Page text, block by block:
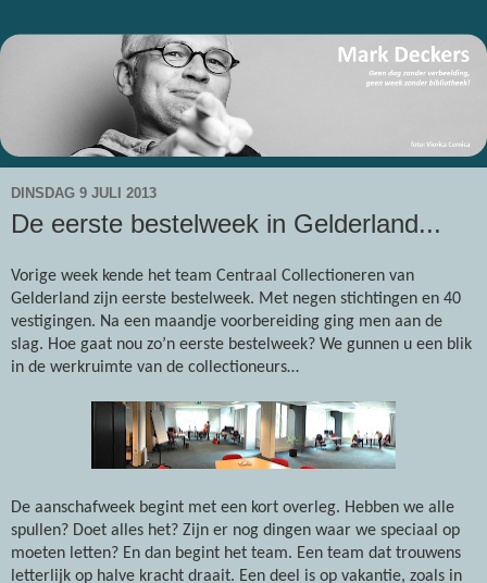
DINSDAG 9 JULI 2013
De eerste bestelweek in Gelderland...
Vorige week kende het team Centraal Collectioneren van
Gelderland zijn eerste bestelweek. Met negen stichtingen en 40
vestigingen. Na een maandje voorbereiding ging men aan de
slag. Hoe gaat nou zo’n eerste bestelweek? We gunnen u een blik
in de werkruimte van de collectioneurs…
De aanschafweek begint met een kort overleg. Hebben we alle
spullen? Doet alles het? Zijn er nog dingen waar we speciaal op
moeten letten? En dan begint het team. Een team dat trouwens
letterlijk op halve kracht draait. Een deel is op vakantie, zoals in